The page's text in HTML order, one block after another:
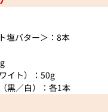
塩バター＞：8本
イト）：50g
黒／白）：各1本